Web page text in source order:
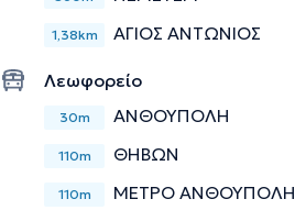
1,38km ΑΓΙΟΣ ΑΝΤΩΝΙΟΣ
Λεωφορείο
30m ΑΝΘΟΥΠΟΛΗ
110m ΘΗΒΩΝ
110m ΜΕΤΡΟ ΑΝΘΟΥΠΟΛΗ